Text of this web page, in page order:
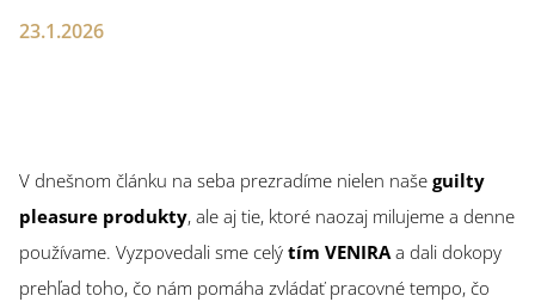
23.1.2026
V dnešnom článku na seba prezradíme nielen naše guilty
pleasure produkty, ale aj tie, ktoré naozaj milujeme a denne
používame. Vyzpovedali sme celý tím VENIRAa dali dokopy
prehľad toho, čo nám pomáha zvládať pracovné tempo, čo